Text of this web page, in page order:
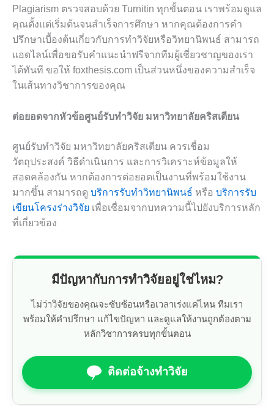
Plagiarism ตรวจสอบด้วย Turnitin ทุกขั้นตอน เราพร้อมดูแล
คุณตั้งแต่เริ่มต้นจนสำเร็จการศึกษา หากคุณต้องการคำ
ปรึกษาเบื้องต้นเกี่ยวกับการทำวิจัยหรือวิทยานิพนธ์ สามารถ
แอดไลน์เพื่อขอรับคำแนะนำฟรีจากทีมผู้เชี่ยวชาญของเรา
ได้ทันที ขอให้ foxthesis.com เป็นส่วนหนึ่งของความสำเร็จ
ในเส้นทางวิชาการของคุณ
ต่อยอดจากหัวข้อศูนย์รับทำวิจัย มหาวิทยาลัยคริสเตียน
ศูนย์รับทำวิจัย มหาวิทยาลัยคริสเตียน ควรเชื่อม
วัตถุประสงค์ วิธีดำเนินการ และการวิเคราะห์ข้อมูลให้
สอดคล้องกัน หากต้องการต่อยอดเป็นงานที่พร้อมใช้งาน
มากขึ้น สามารถดู บริการรับทำวิทยานิพนธ์ หรือ บริการรับ
เขียนโครงร่างวิจัย เพื่อเชื่อมจากบทความนี้ไปยังบริการหลัก
ที่เกี่ยวข้อง
มีปัญหากับการทำวิจัยอยู่ใช่ไหม?
ไม่ว่าวิจัยของคุณจะซับซ้อนหรือเวลาเร่งแค่ไหน ทีมเรา
พร้อมให้คำปรึกษา แก้ไขปัญหา และดูแลให้งานถูกต้องตาม
หลักวิชาการครบทุกขั้นตอน
ติดต่อจ้างทำวิจัย